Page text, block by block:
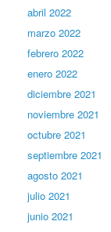
abril 2022
marzo 2022
febrero 2022
enero 2022
diciembre 2021
noviembre 2021
octubre 2021
septiembre 2021
agosto 2021
julio 2021
junio 2021